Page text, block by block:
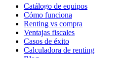
Catálogo de equipos
Cómo funciona
Renting vs compra
Ventajas fiscales
Casos de éxito
Calculadora de renting